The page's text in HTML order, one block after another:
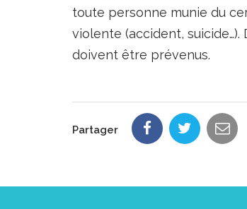
toute personne munie du
violente (accident,
doivent être prévenus.
Partager